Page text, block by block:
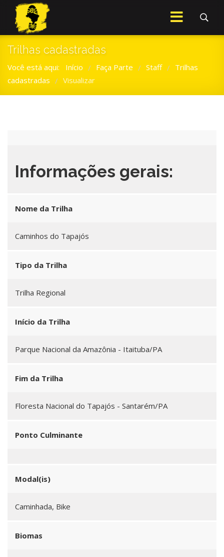
Trilhas cadastradas
Você está aqui: Início / Faça Parte / Staff / Trilhas
cadastradas / Visualizar
Informações gerais:
Nome da Trilha
Caminhos do Tapajós
Tipo da Trilha
Trilha Regional
Início da Trilha
Parque Nacional da Amazônia - Itaituba/PA
Fim da Trilha
Floresta Nacional do Tapajós - Santarém/PA
Ponto Culminante
Modal(is)
Caminhada, Bike
Biomas